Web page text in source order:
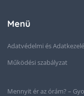
Menü
Adatvédelmi és
Működési szabályzat
Mennyit ér az órám? –